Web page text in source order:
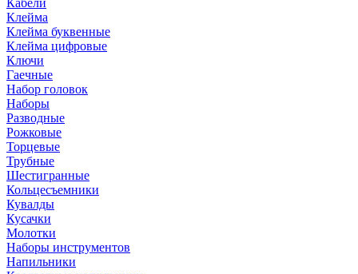
Кабели
Клейма
Клейма буквенные
Клейма цифровые
Ключи
Гаечные
Набор головок
Наборы
Разводные
Рожковые
Торцевые
Трубные
Шестигранные
Кольцесъемники
Кувалды
Кусачки
Молотки
Наборы инструментов
Напильники